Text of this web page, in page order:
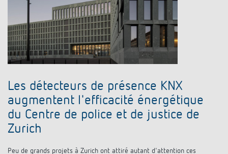
Les détecteurs de présence KNX
augmentent l'efficacité énergétique
du Centre de police et de justice de
Zurich
Peu de grands projets à Zurich ont attiré autant d'attention ces